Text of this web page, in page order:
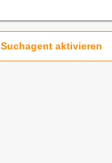
Suchagent aktivieren